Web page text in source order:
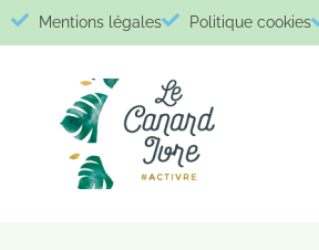
Mentions légales Politique cookies